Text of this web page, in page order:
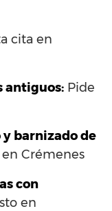
cita en
antiguos: Pide
barnizado de
Crémenes
con
en